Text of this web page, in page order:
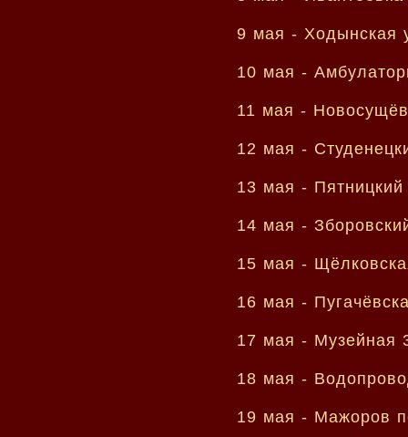
9 мая - Ходынская
10 мая -
11 мая -
12 мая -
13 мая -
14 мая -
15 мая -
16 мая -
17 мая - Музейная
18 мая -
19 мая - Мажоров